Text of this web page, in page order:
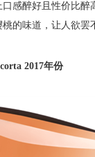
醉好且性价比醉
的味道，让人欲罢
2017年份